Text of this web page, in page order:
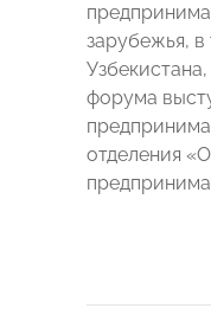
зарубежья, в
форума
отделения